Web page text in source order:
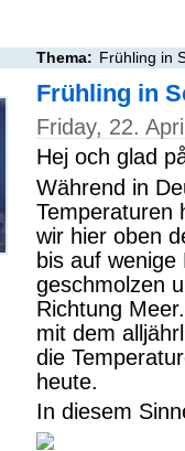
Thema: Frühling in
Frühling in
Friday, 22.
Hej och glad
Während in
Temperaturen
wir hier oben
bis auf
geschmolzen
Richtung
mit dem
die
heute.
In diesem